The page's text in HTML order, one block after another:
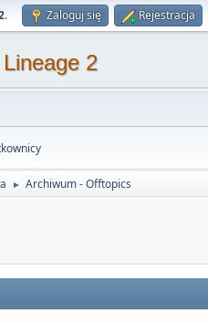
. Zaloguj się Rejestracja
2
► Archiwum - Offtopics